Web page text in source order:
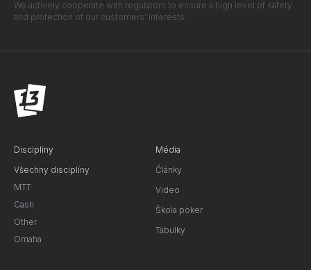
We actively cooperate with regulators to ensure a high level of safety
and protection of our customers' interests.
Disciplíny
Všechny disciplíny
MTT
Cash
Other
Omaha
Média
Články
Video
Škola poker
Tabulky